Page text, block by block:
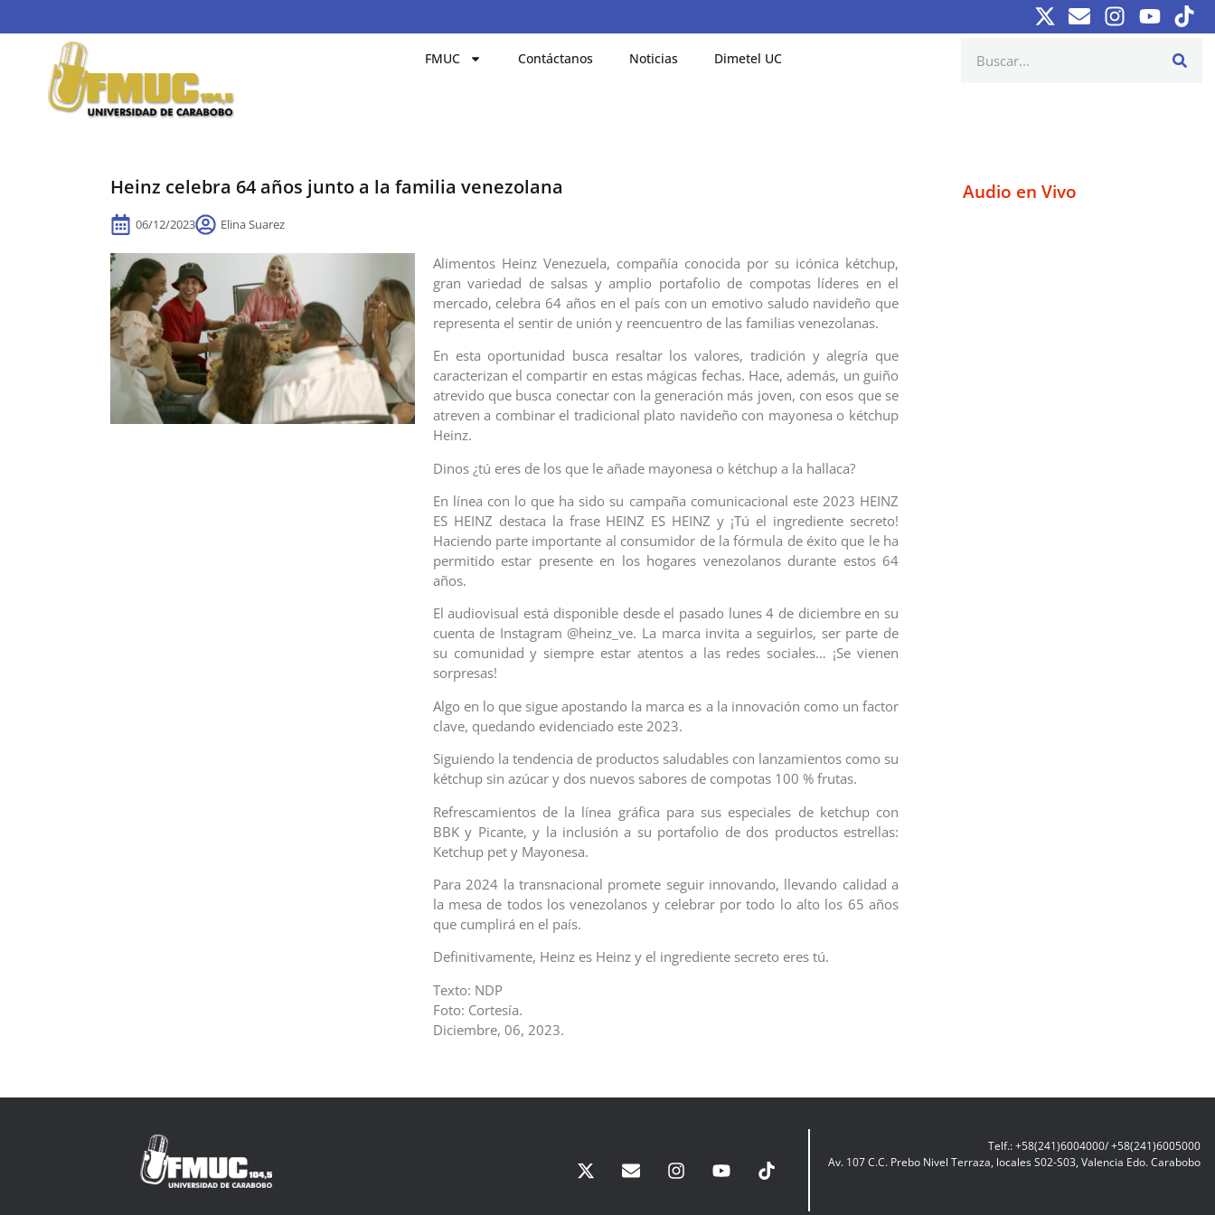
FMUC Contáctanos Noticias Dimetel UC
Heinz celebra 64 años junto a la familia venezolana
06/12/2023 Elina Suarez
Alimentos Heinz Venezuela, compañía conocida por su icónica kétchup,
gran variedad de salsas y amplio portafolio de compotas líderes en el
mercado, celebra 64 años en el país con un emotivo saludo navideño que
representa el sentir de unión y reencuentro de las familias venezolanas.
En esta oportunidad busca resaltar los valores, tradición y alegría que
caracterizan el compartir en estas mágicas fechas. Hace, además, un guiño
atrevido que busca conectar con la generación más joven, con esos que se
atreven a combinar el tradicional plato navideño con mayonesa o kétchup
Heinz.
Dinos ¿tú eres de los que le añade mayonesa o kétchup a la hallaca?
En línea con lo que ha sido su campaña comunicacional este 2023 HEINZ
ES HEINZ destaca la frase HEINZ ES HEINZ y ¡Tú el ingrediente secreto!
Haciendo parte importante al consumidor de la fórmula de éxito que le ha
permitido estar presente en los hogares venezolanos durante estos 64
años.
El audiovisual está disponible desde el pasado lunes 4 de diciembre en su
cuenta de Instagram @heinz_ve. La marca invita a seguirlos, ser parte de
su comunidad y siempre estar atentos a las redes sociales… ¡Se vienen
sorpresas!
Algo en lo que sigue apostando la marca es a la innovación como un factor
clave, quedando evidenciado este 2023.
Siguiendo la tendencia de productos saludables con lanzamientos como su
kétchup sin azúcar y dos nuevos sabores de compotas 100 % frutas.
Refrescamientos de la línea gráfica para sus especiales de ketchup con
BBK y Picante, y la inclusión a su portafolio de dos productos estrellas:
Ketchup pet y Mayonesa.
Para 2024 la transnacional promete seguir innovando, llevando calidad a
la mesa de todos los venezolanos y celebrar por todo lo alto los 65 años
que cumplirá en el país.
Definitivamente, Heinz es Heinz y el ingrediente secreto eres tú.
Texto: NDP
Foto: Cortesía.
Diciembre, 06, 2023.
Audio en Vivo
Telf.: +58(241)6004000/ +58(241)6005000
Av. 107 C.C. Prebo Nivel Terraza, locales S02-S03, Valencia Edo. Carabobo